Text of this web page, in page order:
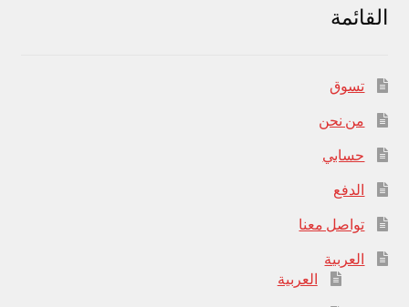
القائمة
تسوق
من نحن
حسابي
الدفع
تواصل معنا
العربية
العربية